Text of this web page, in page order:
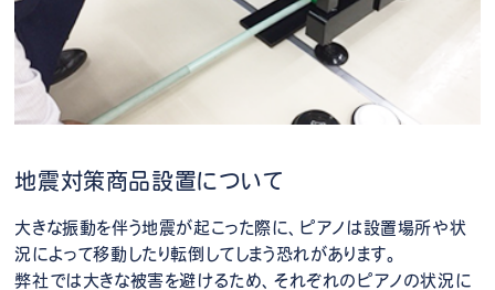
地震対策商品設置について
大きな振動を伴う地震が起こった際に、ピアノは設置場所や状
況によって移動したり転倒してしまう恐れがあります。
弊社では大きな被害を避けるため、それぞれのピアノの状況に